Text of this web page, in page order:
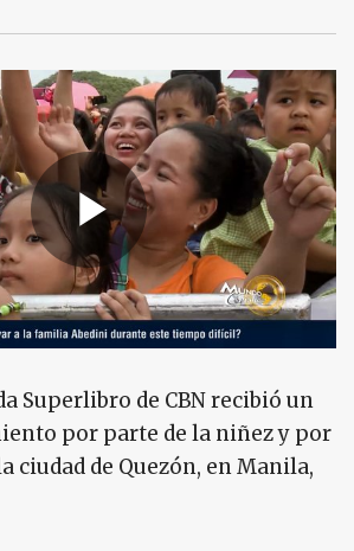
Superlibro de CBN recibió un
por parte de la niñez y por
ciudad de Quezón, en Manila,